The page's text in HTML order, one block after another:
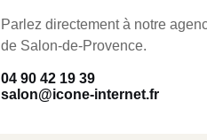
Parlez directement à notre
de Salon-de-Provence.
04 90 42 19 39
salon@icone-internet.fr